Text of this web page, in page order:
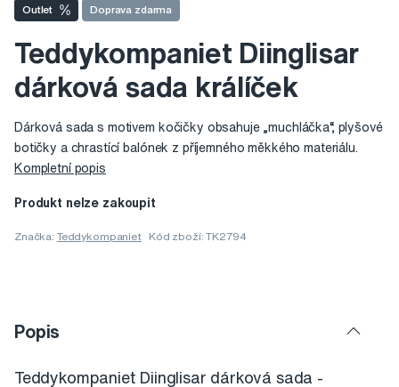
Outlet Doprava zdarma
Teddykompaniet Diinglisar
dárková sada králíček
Dárková sada s motivem kočičky obsahuje „muchláčka“, plyšové
botičky a chrastící balónek z příjemného měkkého materiálu.
Kompletní popis
Produkt nelze zakoupit
Značka: Teddykompaniet Kód zboží: TK2794
Popis
Teddykompaniet Diinglisar dárková sada -